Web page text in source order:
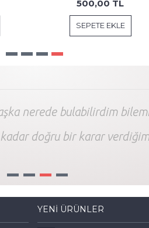
500,00 TL
SEPETE EKLE
nerede bulabilirdim
doğru bir karar
1 2 3 4
YENI ÜRÜNLER